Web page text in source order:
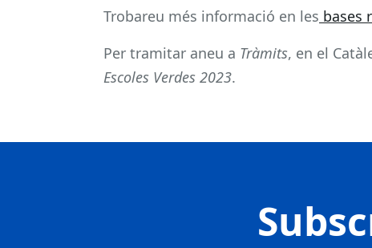
Trobareu més informació en les bases
Per tramitar aneu a Tràmits, en el
Escoles Verdes 2023.